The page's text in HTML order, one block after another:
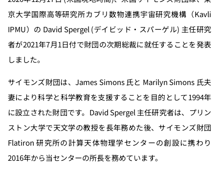
京大学国際高等研究所カブリ数物連携宇宙研究機構（Kavli
IPMU）の David Spergel (デイビッド・スパーゲル) 主任研究
者が2021年7月1日付で財団の次期総裁に就任することを発表
しました。
サイモンズ財団は、James Simons 氏と Marilyn Simons 氏夫
妻により科学と科学教育を支援することを目的として1994年
に設立された財団です。David Spergel 主任研究者は、プリン
ストン大学で天文学の教授を長年務めた後、サイモンズ財団
Flatiron 研究所の計算天体物理学センターの創設に携わり
2016年から当センターの所長を務めています。